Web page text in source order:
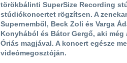
törökbálinti SuperSize Recording
stúdiókoncertet rögzítsen. A
Supernemből, Beck Zoli és Varga
Konyhából és Bátor Gergő, aki
Óriás magjával. A koncert egésze
videómegosztóján.